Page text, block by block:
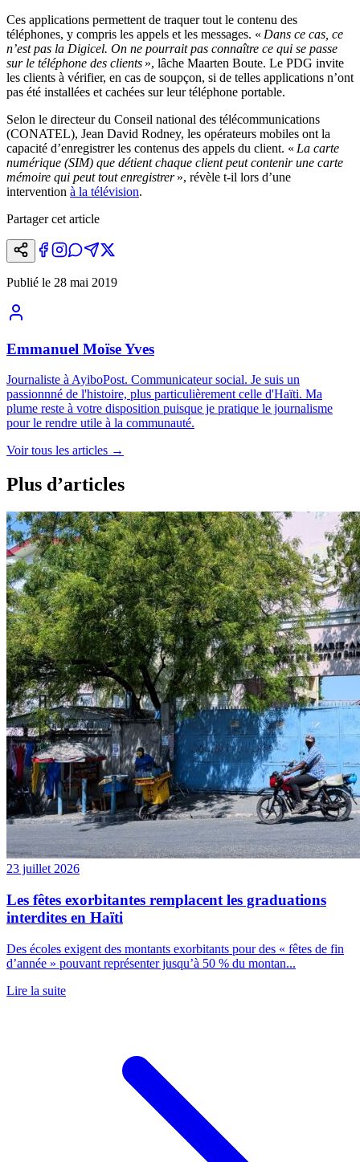
Ces applications permettent de traquer tout le contenu des
téléphones, y compris les appels et les messages. « Dans ce cas, ce
n’est pas la Digicel. On ne pourrait pas connaître ce qui se passe
sur le téléphone des clients », lâche Maarten Boute. Le PDG invite
les clients à vérifier, en cas de soupçon, si de telles applications n’ont
pas été installées et cachées sur leur téléphone portable.
Selon le directeur du Conseil national des télécommunications
(CONATEL), Jean David Rodney, les opérateurs mobiles ont la
capacité d’enregistrer les contenus des appels du client. « La carte
numérique (SIM) que détient chaque client peut contenir une carte
mémoire qui peut tout enregistrer», révèle t-il lors d’une
intervention à la télévision.
Partager cet article
Publié le 28 mai 2019
Emmanuel Moïse Yves
Journaliste à AyiboPost. Communicateur social. Je suis un
passionnné de l'histoire, plus particulièrement celle d'Haïti. Ma
plume reste à votre disposition puisque je pratique le journalisme
pour le rendre utile à la communauté.
Voir tous les articles →
Plus d’articles
23 juillet 2026
Les fêtes exorbitantes remplacent les graduations
interdites en Haïti
Des écoles exigent des montants exorbitants pour des « fêtes de fin
d’année » pouvant représenter jusqu’à 50 % du montan...
Lire la suite